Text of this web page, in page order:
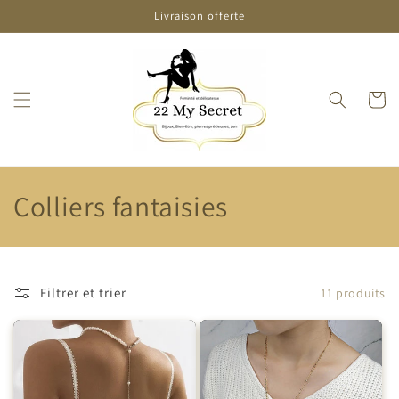
au
Livraison offerte
Panier
C
o
l
e
c
Colliers fantaisies
Filtrer et trier 11 produits